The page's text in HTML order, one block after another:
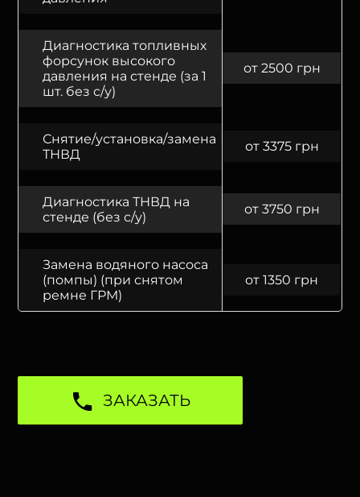
Диагностика топливных
форсунок высокого
давления на стенде (за 1
шт. без с/у)
от 2500 грн
Снятие/установка/замена
ТНВД
от 3375 грн
Диагностика ТНВД на
стенде (без с/у)
от 3750 грн
Замена водяного насоса
(помпы) (при снятом
ремне ГРМ)
от 1350 грн
ЗАКАЗАТЬ